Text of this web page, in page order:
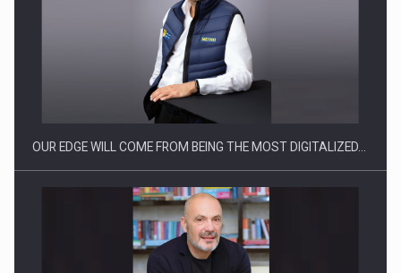
Ce nu stiu Directorii de HR despre performanta echipelor…
OUR EDGE WILL COME FROM BEING THE MOST DIGITALIZED…